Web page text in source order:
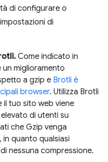
di configurare o
di
Come indicato in
miglioramento
a gzip e Brotli è
browser. Utilizza Brotli
il tuo sito web viene
di utenti su
che Gzip venga
quanto qualsiasi
nessuna compressione.